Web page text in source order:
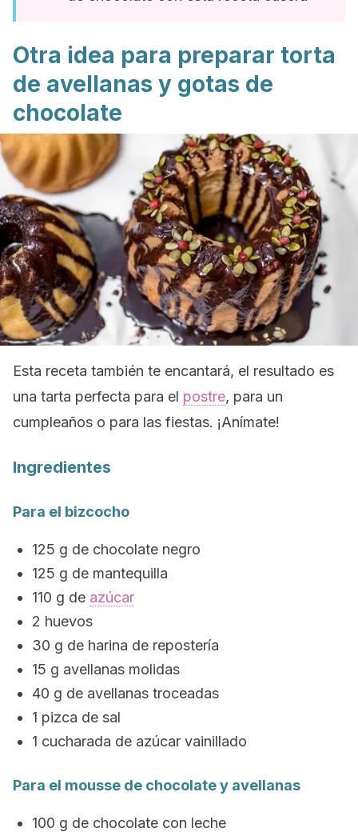
Otra idea para preparar torta
de avellanas y gotas de
chocolate
Esta receta también te encantará, el resultado es
una tarta perfecta para el postre, para un
cumpleaños o para las fiestas. ¡Anímate!
Ingredientes
Para el bizcocho
125 g de chocolate negro
125 g de mantequilla
110 g de azúcar
2 huevos
30 g de harina de repostería
15 g avellanas molidas
40 g de avellanas troceadas
1 pizca de sal
1 cucharada de azúcar vainillado
Para el mousse de chocolate y avellanas
100 g de chocolate con leche